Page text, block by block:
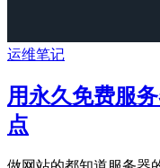
运维笔记
用永久免费服
点